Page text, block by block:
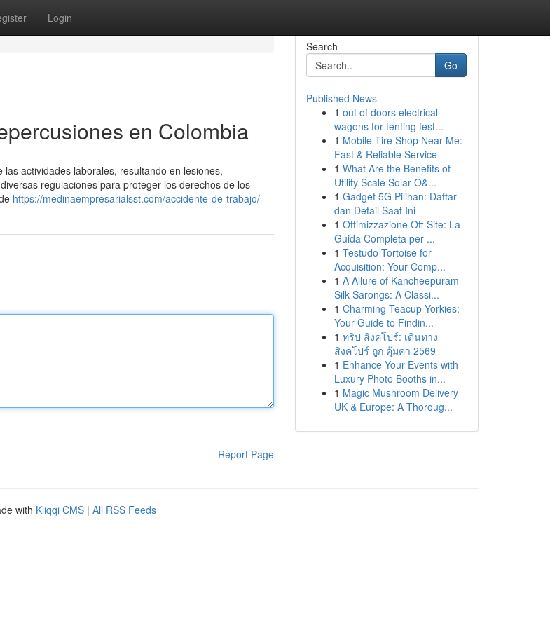
Login
en Colombia
actividades laborales, resultando en lesiones,
regulaciones para proteger los derechos de los
https://medinaempresarialsst.com/accidente-de-trabajo/
Report Page
Search
Go
Published News
1 out of doors electrical
wagons for tenting fest...
1 Mobile Tire Shop Near Me:
Fast & Reliable Service
1 What Are the Benefits of
Utility Scale Solar O&...
1 Gadget 5G Pilihan: Daftar
dan Detail Saat Ini
1 Ottimizzazione Off-Site: La
Guida Completa per ...
1 Testudo Tortoise for
Acquisition: Your Comp...
1 A Allure of Kancheepuram
Silk Sarongs: A Classi...
1 Charming Teacup Yorkies:
Your Guide to Findin...
1 ทริป สิงคโปร์: เดินทาง
สิงคโปร์ ถูก คุ้มค่า 2569
1 Enhance Your Events with
Luxury Photo Booths in...
1 Magic Mushroom Delivery
UK & Europe: A Thoroug...
with Kliqqi CMS | All RSS Feeds